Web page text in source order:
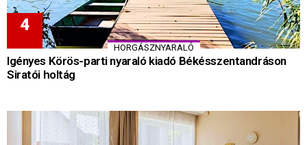
HORGÁSZNYARALÓ
Igényes Körös-parti nyaraló kiadó Békésszentandráson
Siratói holtág